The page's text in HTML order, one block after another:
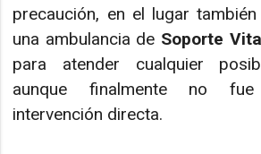
precaución, en el lugar
una ambulancia de Soporte
para atender cualquier
aunque finalmente no
intervención directa.